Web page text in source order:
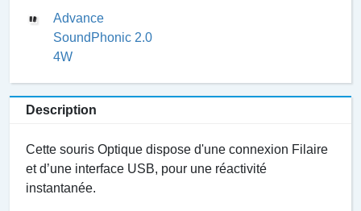
Advance
SoundPhonic 2.0
4W
Description
Cette souris Optique dispose d'une connexion Filaire
et d’une interface USB, pour une réactivité
instantanée.